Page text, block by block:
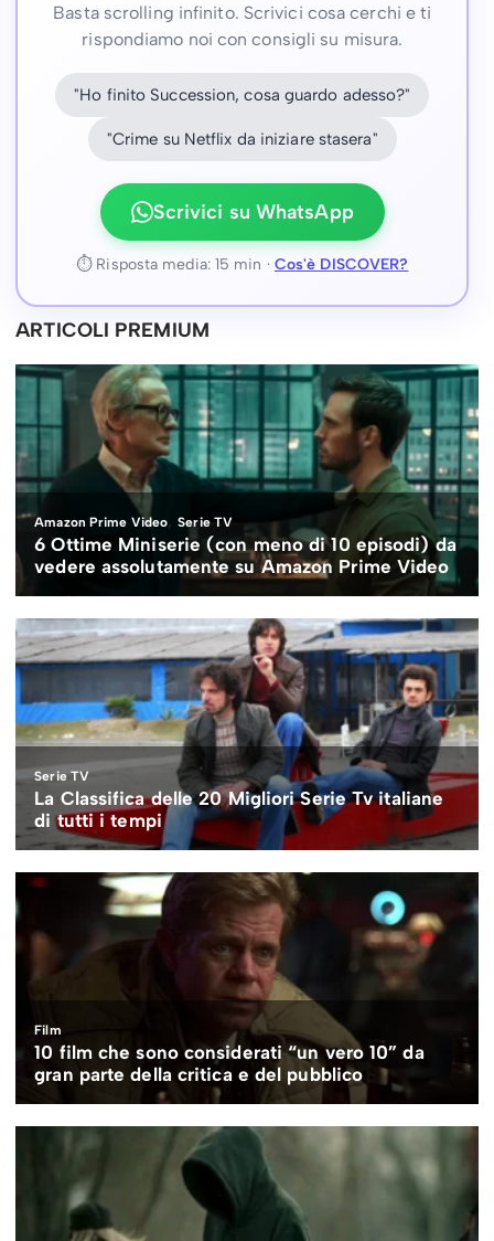
Basta scrolling infinito. Scrivici cosa cerchi e ti
rispondiamo noi con consigli su misura.
"Ho finito Succession, cosa guardo adesso?"
"Crime su Netflix da iniziare stasera"
Scrivici su WhatsApp
⏱ Risposta media: 15 min · Cos'è DISCOVER?
ARTICOLI PREMIUM